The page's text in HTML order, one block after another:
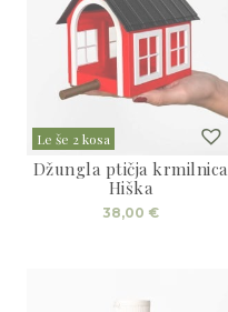
Le še 2 kosa
Džungla ptičja krmilnica
Hiška
38,00 €